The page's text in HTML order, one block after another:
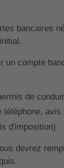
bancaires
un compte
de
avis
d'imposition)
devrez